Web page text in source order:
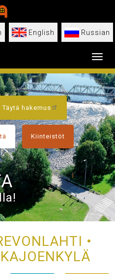
Russian
English
Täytä hakemus
Kiinteistöt
•